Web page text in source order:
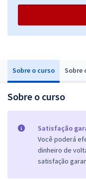
Sobre o curso Sobre
Sobre o curso
Satisfação
Você poderá
dinheiro de
satisfação